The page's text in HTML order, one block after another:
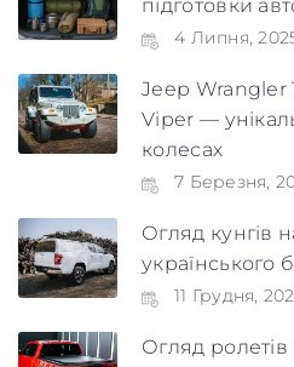
підготовки
4 Липня,
Jeep Wrangler
Viper —
колесах
7 Березня,
Огляд кунгів
українського
11 Грудня,
Огляд ролетів
Maximum file size: 100 МБ
ВІДПРАВИТИ